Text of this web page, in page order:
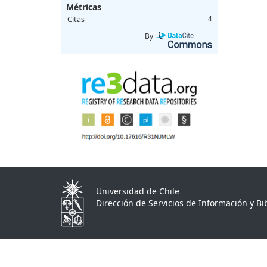
Métricas
Citas 4
By
Universidad de Chile
Dirección de Servicios de Información y